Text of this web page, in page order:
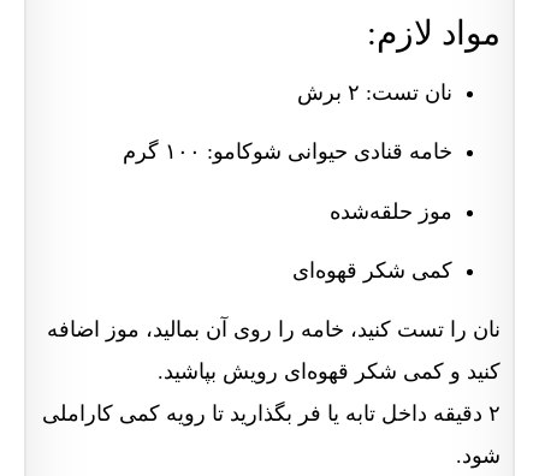
مواد لازم:
نان تست: ۲ برش
خامه قنادی حیوانی شوکامو: ۱۰۰ گرم
موز حلقه‌شده
کمی شکر قهوه‌ای
نان را تست کنید، خامه را روی آن بمالید، موز اضافه
کنید و کمی شکر قهوه‌ای رویش بپاشید.
۲ دقیقه داخل تابه یا فر بگذارید تا رویه کمی کاراملی
شود.